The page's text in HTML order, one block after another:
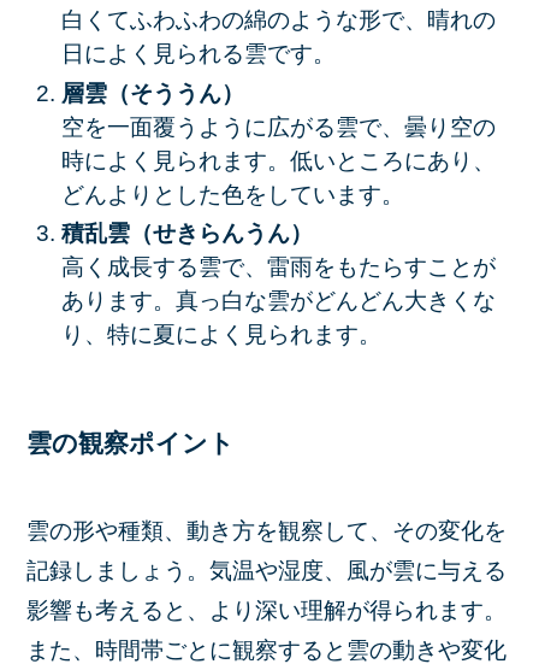
白くてふわふわの綿のような形で、晴れの
日によく見られる雲です。
層雲（そううん）
空を一面覆うように広がる雲で、曇り空の
時によく見られます。低いところにあり、
どんよりとした色をしています。
積乱雲（せきらんうん）
高く成長する雲で、雷雨をもたらすことが
あります。真っ白な雲がどんどん大きくな
り、特に夏によく見られます。
雲の観察ポイント
雲の形や種類、動き方を観察して、その変化を
記録しましょう。気温や湿度、風が雲に与える
影響も考えると、より深い理解が得られます。
また、時間帯ごとに観察すると雲の動きや変化